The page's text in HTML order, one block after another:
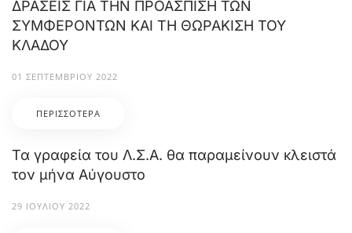
ΔΡΑΣΕΙΣ ΓΙΑ ΤΗΝ ΠΡΟΑΣΠΙΣΗ ΤΩΝ
ΣΥΜΦΕΡΟΝΤΩΝ ΚΑΙ ΤΗ ΘΩΡΑΚΙΣΗ ΤΟΥ
ΚΛΑΔΟΥ
01 ΣΕΠΤΕΜΒΡΊΟΥ 2022
ΠΕΡΙΣΣΌΤΕΡΑ
Τα γραφεία του Λ.Σ.Α. θα παραμείνουν κλειστά
τον μήνα Αύγουστο
29 ΙΟΥΛΊΟΥ 2022